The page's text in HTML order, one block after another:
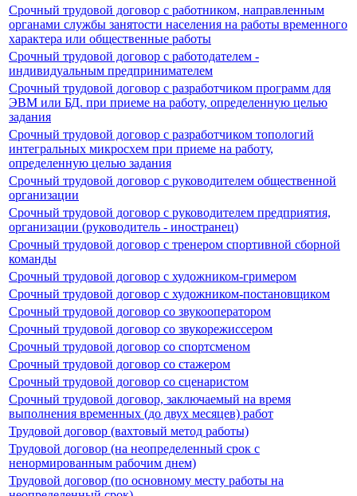
Срочный трудовой договор с работником, направленным
органами службы занятости населения на работы временного
характера или общественные работы
Срочный трудовой договор с работодателем -
индивидуальным предпринимателем
Срочный трудовой договор с разработчиком программ для
ЭВМ или БД. при приеме на работу, определенную целью
задания
Срочный трудовой договор с разработчиком топологий
интегральных микросхем при приеме на работу,
определенную целью задания
Срочный трудовой договор с руководителем общественной
организации
Срочный трудовой договор с руководителем предприятия,
организации (руководитель - иностранец)
Срочный трудовой договор с тренером спортивной сборной
команды
Срочный трудовой договор с художником-гримером
Срочный трудовой договор с художником-постановщиком
Срочный трудовой договор со звукооператором
Срочный трудовой договор со звукорежиссером
Срочный трудовой договор со спортсменом
Срочный трудовой договор со стажером
Срочный трудовой договор со сценаристом
Срочный трудовой договор, заключаемый на время
выполнения временных (до двух месяцев) работ
Трудовой договор (вахтовый метод работы)
Трудовой договор (на неопределенный срок с
ненормированным рабочим днем)
Трудовой договор (по основному месту работы на